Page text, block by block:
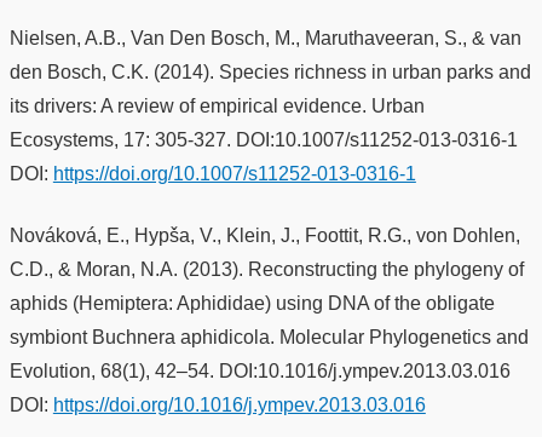
Nielsen, A.B., Van Den Bosch, M., Maruthaveeran, S., & van
den Bosch, C.K. (2014). Species richness in urban parks and
its drivers: A review of empirical evidence. Urban
Ecosystems, 17: 305-327. DOI:10.1007/s11252-013-0316-1
DOI: https://doi.org/10.1007/s11252-013-0316-1
Nováková, E., Hypša, V., Klein, J., Foottit, R.G., von Dohlen,
C.D., & Moran, N.A. (2013). Reconstructing the phylogeny of
aphids (Hemiptera: Aphididae) using DNA of the obligate
symbiont Buchnera aphidicola. Molecular Phylogenetics and
Evolution, 68(1), 42–54. DOI:10.1016/j.ympev.2013.03.016
DOI: https://doi.org/10.1016/j.ympev.2013.03.016